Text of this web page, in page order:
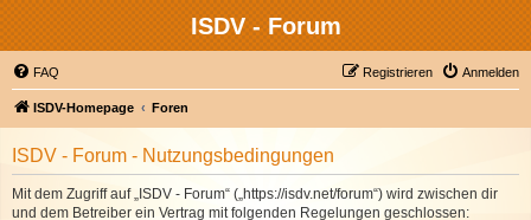
ISDV - Forum
FAQ Anmelden
Registrieren
ISDV-Homepage Foren
ISDV - Forum - Nutzungsbedingungen
Mit dem Zugriff auf „ISDV - Forum“ („https://isdv.net/forum“) wird zwischen dir
und dem Betreiber ein Vertrag mit folgenden Regelungen geschlossen: